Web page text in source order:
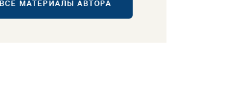
ВСЕ МАТЕРИАЛЫ АВТОРА